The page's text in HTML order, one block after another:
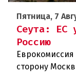
Пятница, 7
Сеута: ЕС
Россию
Еврокомиссия
сторону